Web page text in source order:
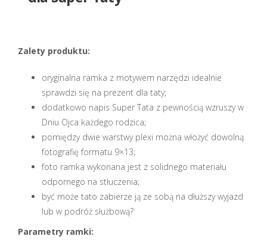
Zalety produktu:
oryginalna ramka z motywem narzędzi idealnie
sprawdzi się na prezent dla taty;
dodatkowo napis Super Tata z pewnością wzruszy w
Dniu Ojca każdego rodzica;
pomiędzy dwie warstwy plexi można włożyć dowolną
fotografię formatu 9×13;
foto ramka wykonana jest z solidnego materiału
odpornego na stłuczenia;
być może tato zabierze ją ze sobą na dłuższy wyjazd
lub w podróż służbową?
Parametry ramki: